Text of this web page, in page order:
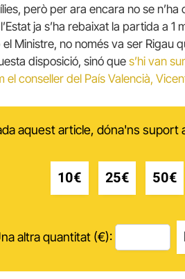
però per ara encara no se
ja s’ha rebaixat la partida a 1
Ministre, no només va ser Rigau
disposició, sinó ques’hi van
conseller del País Valencià,
aquest article, dóna'ns suport
10€ 25€ 50€
altra quantitat (€):